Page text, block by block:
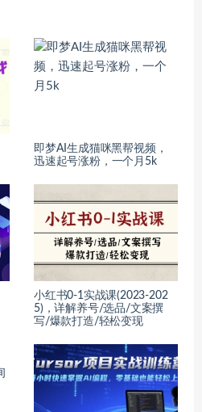
即梦AI生成猫咪黑帮视频，
迅速起号涨粉，一个月5k
小红书0-1实战课(2023-202
5)，详解养号/选品/文案撰
写/爆款打造/轻松变现